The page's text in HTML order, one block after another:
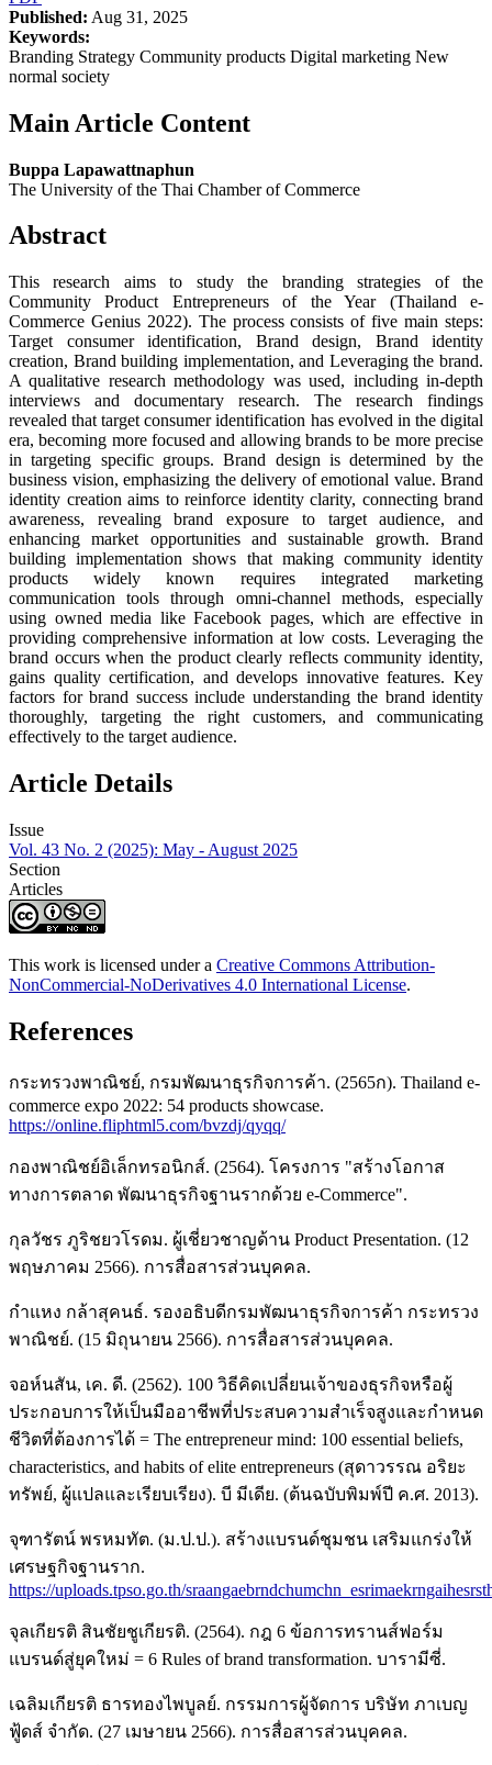
Published: Aug 31, 2025
Keywords:
Branding Strategy Community products Digital marketing New
normal society
Main Article Content
Buppa Lapawattnaphun
The University of the Thai Chamber of Commerce
Abstract
This research aims to study the branding strategies of the
Community Product Entrepreneurs of the Year (Thailand e-
Commerce Genius 2022). The process consists of five main steps:
Target consumer identification, Brand design, Brand identity
creation, Brand building implementation, and Leveraging the brand.
A qualitative research methodology was used, including in-depth
interviews and documentary research. The research findings
revealed that target consumer identification has evolved in the digital
era, becoming more focused and allowing brands to be more precise
in targeting specific groups. Brand design is determined by the
business vision, emphasizing the delivery of emotional value. Brand
identity creation aims to reinforce identity clarity, connecting brand
awareness, revealing brand exposure to target audience, and
enhancing market opportunities and sustainable growth. Brand
building implementation shows that making community identity
products widely known requires integrated marketing
communication tools through omni-channel methods, especially
using owned media like Facebook pages, which are effective in
providing comprehensive information at low costs. Leveraging the
brand occurs when the product clearly reflects community identity,
gains quality certification, and develops innovative features. Key
factors for brand success include understanding the brand identity
thoroughly, targeting the right customers, and communicating
effectively to the target audience.
Article Details
Issue
Vol. 43 No. 2 (2025): May - August 2025
Section
Articles
This work is licensed under a Creative Commons Attribution-
NonCommercial-NoDerivatives 4.0 International License.
References
กระทรวงพาณิชย์, กรมพัฒนาธุรกิจการค้า. (2565ก). Thailand e-
commerce expo 2022: 54 products showcase.
https://online.fliphtml5.com/bvzdj/qyqq/
กองพาณิชย์อิเล็กทรอนิกส์. (2564). โครงการ "สร้างโอกาส
ทางการตลาด พัฒนาธุรกิจฐานรากด้วย e-Commerce".
กุลวัชร ภูริชยวโรดม. ผู้เชี่ยวชาญด้าน Product Presentation. (12
พฤษภาคม 2566). การสื่อสารส่วนบุคคล.
กำแหง กล้าสุคนธ์. รองอธิบดีกรมพัฒนาธุรกิจการค้า กระทรวง
พาณิชย์. (15 มิถุนายน 2566). การสื่อสารส่วนบุคคล.
จอห์นสัน, เค. ดี. (2562). 100 วิธีคิดเปลี่ยนเจ้าของธุรกิจหรือผู้
ประกอบการให้เป็นมืออาชีพที่ประสบความสำเร็จสูงและกำหนด
ชีวิตที่ต้องการได้ = The entrepreneur mind: 100 essential beliefs,
characteristics, and habits of elite entrepreneurs (สุดาวรรณ อริยะ
ทรัพย์, ผู้แปลและเรียบเรียง). บี มีเดีย. (ต้นฉบับพิมพ์ปี ค.ศ. 2013).
จุฑารัตน์ พรหมทัต. (ม.ป.ป.). สร้างแบรนด์ชุมชน เสริมแกร่งให้
เศรษฐกิจฐานราก.
https://uploads.tpso.go.th/
จุลเกียรติ สินชัยชูเกียรติ. (2564). กฎ 6 ข้อการทรานส์ฟอร์ม
แบรนด์สู่ยุคใหม่ = 6 Rules of brand transformation. บารามีซี่.
เฉลิมเกียรติ ธารทองไพบูลย์. กรรมการผู้จัดการ บริษัท ภาเบญ
ฟู้ดส์ จำกัด. (27 เมษายน 2566). การสื่อสารส่วนบุคคล.